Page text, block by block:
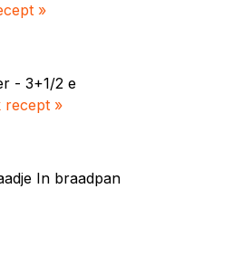
»
- 3+1/2 e
recept »
In braadpan